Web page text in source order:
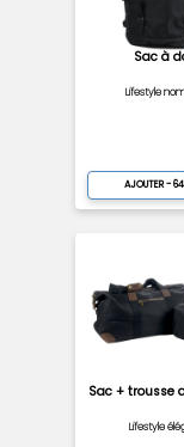
Sac à
Lifestyle
AJOUTER -
Sac + trousse
Lifestyle